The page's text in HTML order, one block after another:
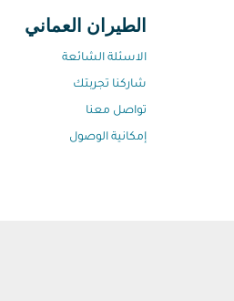
الطيران العماني
الاسئلة الشائعة
شاركنا تجربتك
تواصل معنا
إمكانية الوصول